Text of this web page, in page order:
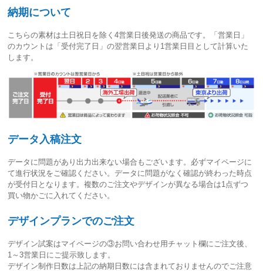
納期について
こちらの素材は土日祝日を除く4営業日後発送の商品です。「営業日」
のカウントは「受付完了日」の翌営業日より1営業日目として計算いた
します。
データ入稿注文
データに問題があり出力出来ない場合もございます。必ずマイページに
て進行状況をご確認ください。データに問題がなく確認が終わった時点
が受付日 となります。複数のご注文やデザインが異なる場合は1点ずつ
買い物かごに入れてください。
デザインプランでのご注文
デザイン試案はマイページの③お問い合わせ用チャット欄にご注文後、
1～3営業日 にご提示致します。
デザイン制作日数は上記の納期日数には含まれておりませんのでご注意